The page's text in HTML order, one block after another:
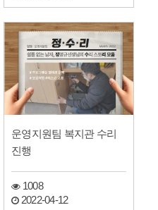
운영지원팀 복지관 수리
진행
1008
2022-04-12